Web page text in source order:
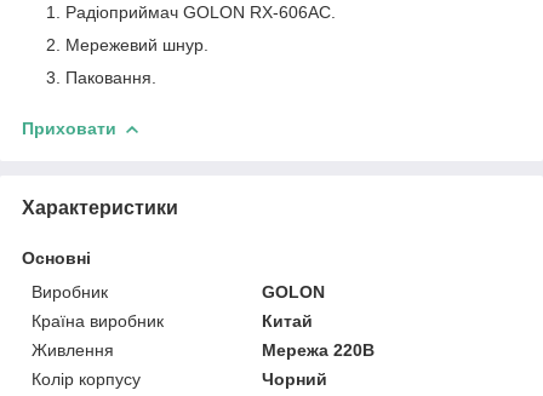
Радіоприймач GOLON RX-606AC.
Мережевий шнур.
Паковання.
Приховати
Характеристики
Основні
Виробник
GOLON
Країна виробник
Китай
Живлення
Мережа 220В
Колір корпусу
Чорний